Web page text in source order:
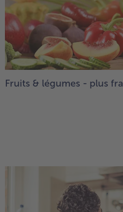
Fruits & légumes - plus